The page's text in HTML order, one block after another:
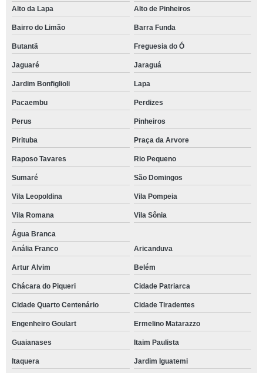
Alto da Lapa
Alto de Pinheiros
Bairro do Limão Barra Funda
Butantã Freguesia do Ó
Jaguaré Jaraguá
Jardim Bonfiglioli Lapa
Pacaembu Perdizes
Perus Pinheiros
Pirituba Praça da Arvore
Raposo Tavares Rio Pequeno
Sumaré São Domingos
Vila Leopoldina Vila Pompeia
Vila Romana Vila Sônia
Água Branca
Anália Franco
Aricanduva
Artur Alvim Belém
Chácara do Piqueri Cidade Patriarca
Cidade Quarto Centenário Cidade Tiradentes
Engenheiro Goulart Ermelino Matarazzo
Guaianases Itaim Paulista
Itaquera Jardim Iguatemi